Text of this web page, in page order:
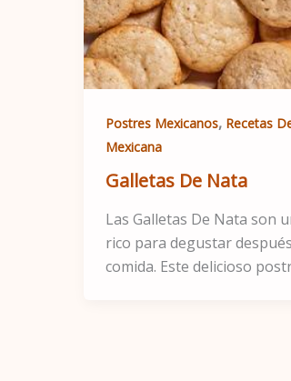
Postres Mexicanos, Recetas
Mexicana
Galletas De Nata
Las Galletas De Nata son
rico para degustar
comida. Este delicioso